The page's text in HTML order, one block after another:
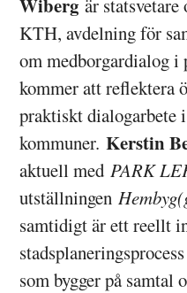
är
KTH, avdelning för
om medborgardialog i
kommer att reflektera
praktiskt dialogarbete
kommuner.Kerstin
aktuell medPARK
utställningen
samtidigt är ett reellt
som bygger på samtal